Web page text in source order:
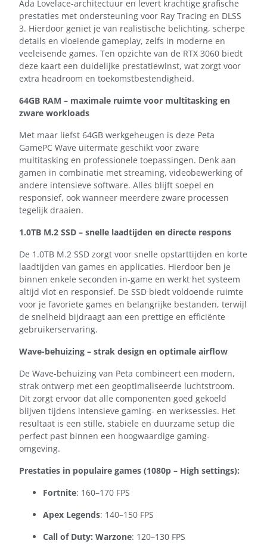
Ada Lovelace-architectuur en levert krachtige grafische
prestaties met ondersteuning voor Ray Tracing en DLSS
3. Hierdoor geniet je van realistische belichting, scherpe
details en vloeiende gameplay, zelfs in moderne en
veeleisende games. Ten opzichte van de RTX 3060 biedt
deze kaart een duidelijke prestatiewinst, wat zorgt voor
extra headroom en toekomstbestendigheid.
64GB RAM – maximale ruimte voor multitasking en
zware workloads
Met maar liefst 64GB werkgeheugen is deze Peta
GamePC Wave uitermate geschikt voor zware
multitasking en professionele toepassingen. Denk aan
gamen in combinatie met streaming, videobewerking of
andere intensieve software. Alles blijft soepel en
responsief, ook wanneer meerdere zware processen
tegelijk draaien.
1.0TB M.2 SSD – snelle laadtijden en directe respons
De 1.0TB M.2 SSD zorgt voor snelle opstarttijden en korte
laadtijden van games en applicaties. Hierdoor ben je
binnen enkele seconden in-game en werkt het systeem
altijd vlot en responsief. De SSD biedt voldoende ruimte
voor je favoriete games en belangrijke bestanden, terwijl
de snelheid bijdraagt aan een prettige en efficiënte
gebruikerservaring.
Wave-behuizing – strak design en optimale airflow
De Wave-behuizing van Peta combineert een modern,
strak ontwerp met een geoptimaliseerde luchtstroom.
Dit zorgt ervoor dat alle componenten goed gekoeld
blijven tijdens intensieve gaming- en werksessies. Het
resultaat is een stille, stabiele en duurzame setup die
perfect past binnen een hoogwaardige gaming-
omgeving.
Prestaties in populaire games (1080p – High settings):
Fortnite: 160–170 FPS
Apex Legends: 140–150 FPS
Call of Duty: Warzone: 120–130 FPS